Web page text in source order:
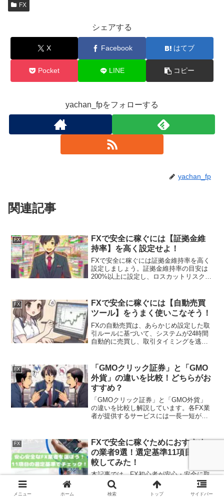
FX
シェアする
X Facebook はてブ
Pocket LINE コピー
yachan_fpをフォローする
yachan_fp
関連記事
FX
FXで安全に稼ぐには【証拠金維
持率】を高く設定せよ！
FXで安全に稼ぐには証拠金維持率を高く
設定しましょう。証拠金維持率の目安は
200%以上に設定し、ロスカットリスクを
①損切りルールの設定、相場変動の予
測、③余裕を持った証拠金の入金、④エ
ントリー回数の管理、⑤ポジションあた
りのロット数低減などに留意しましょ
う。
FX
FXで安全に稼ぐには【自動売買
ツール】をうまく使いこなそう！
FXの自動売買は、あらかじめ設定した取
引ルールに基づいて、システムが24時間
自動的に売買し、取引タイミングを逃さ
FX取引における自動売買ツールのデメリ
ット・リスクが理解でき、自動売買ツー
ルをうまく使いこなすための留意点がわ
かります。ぜひ、最後まで読んでくださ
いね。
FX
「GMOクリック証券」と「GMO
外貨」の違いを比較！どちらがお
すすめ？
「GMOクリック証券」と「GMO外貨」
の違いを比較し解説しています。各FX業
者が提供するサービスには一長一短があ
あなたのトレードスタイルに合ったFX業
者を選定してください。本記事が、あな
たがFX取引を始めるにあたり、参考とな
れば幸いです。
FX
FXで安全に稼ぐためにおすすめ
の業者9選！選定基準11項目で比
較してみた！
本記事では、FX初心者が安心・安全に取
引ができるFX業者を9社選定していま
す。初心者が失敗しがちなポイントを押
さえ、できる限りリスクを小さくできる
メニュー ホーム 検索 トップ サイドバー